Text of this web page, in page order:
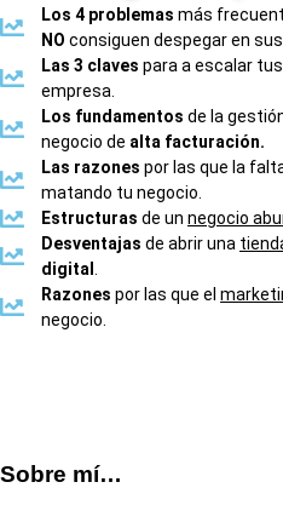
Los 4 problemas más
NO consiguen despegar en
Las 3 claves para a escalar
empresa.
Los fundamentos de la
negocio de alta facturación.
Las razones por las que la
matando tu negocio.
Estructuras de un negocio
Desventajas de abrir una
digital .
Razones por las que el
negocio.
Sobre mí…